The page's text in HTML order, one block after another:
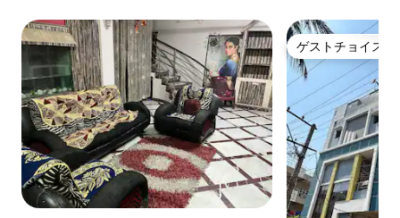
ゲストチョイス
ゲストチョイス